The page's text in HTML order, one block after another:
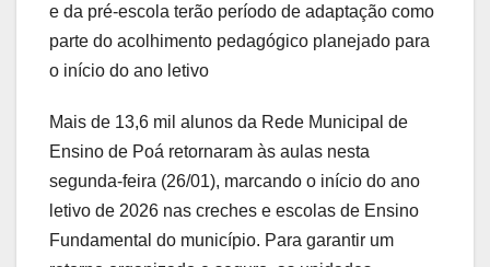
e da pré-escola terão período de adaptação como
parte do acolhimento pedagógico planejado para
o início do ano letivo
Mais de 13,6 mil alunos da Rede Municipal de
Ensino de Poá retornaram às aulas nesta
segunda-feira (26/01), marcando o início do ano
letivo de 2026 nas creches e escolas de Ensino
Fundamental do município. Para garantir um